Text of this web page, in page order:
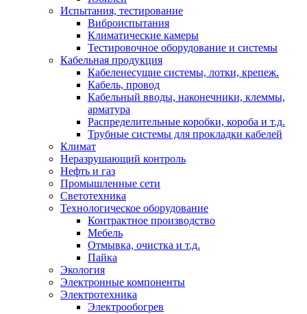
Испытания, тестирование
Виброиспытания
Климатические камеры
Тестировочное оборудование и системы
Кабельная продукция
Кабеленесущие системы, лотки, крепеж.
Кабель, провод
Кабельный вводы, наконечники, клеммы,
арматура
Распределительные коробки, короба и т.д.
Трубные системы для прокладки кабелей
Климат
Неразрушающий контроль
Нефть и газ
Промышленные сети
Светотехника
Технологическое оборудование
Контрактное производство
Мебель
Отмывка, очистка и т.д.
Пайка
Экология
Электронные компоненты
Электротехника
Электрообогрев